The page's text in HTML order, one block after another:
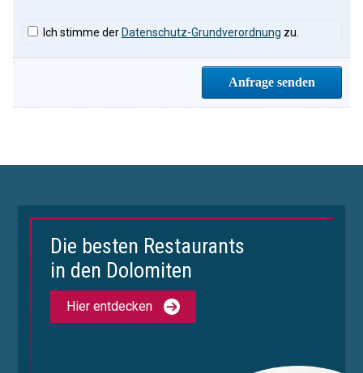
Ich stimme der Datenschutz-Grundverordnung zu.
Die besten Restaurants
in den Dolomiten
Hier entdecken